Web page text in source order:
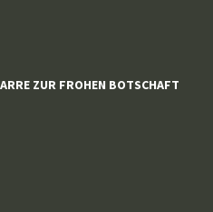
ZUR FROHEN BOTSCHAFT